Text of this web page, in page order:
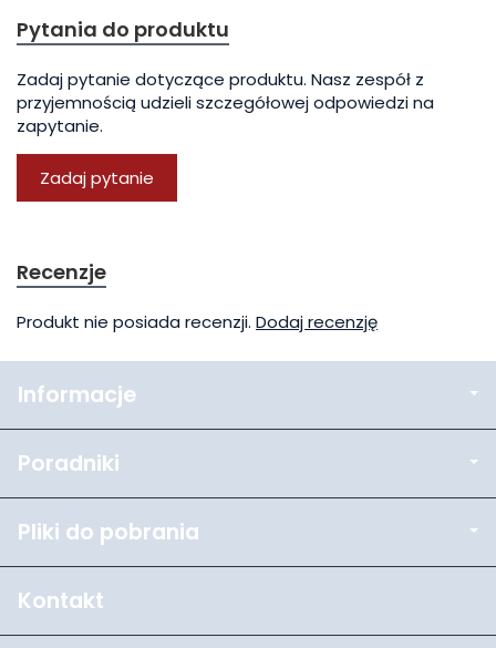
Pytania do produktu
Zadaj pytanie dotyczące produktu. Nasz zespół z
przyjemnością udzieli szczegółowej odpowiedzi na
zapytanie.
Zadaj pytanie
Recenzje
Produkt nie posiada recenzji. Dodaj recenzję
Informacje
Poradniki
Pliki do pobrania
Kontakt